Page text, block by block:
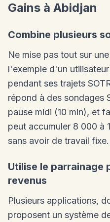
Gains à Abidjan
Combine plusieurs
Ne mise pas tout sur
l'exemple d'un
pendant ses trajets
répond à des sondages
pause midi (10 min), et
peut accumuler 8 000 à
sans avoir de travail fixe.
Utilise le parrainage
revenus
Plusieurs applications,
proposent un système